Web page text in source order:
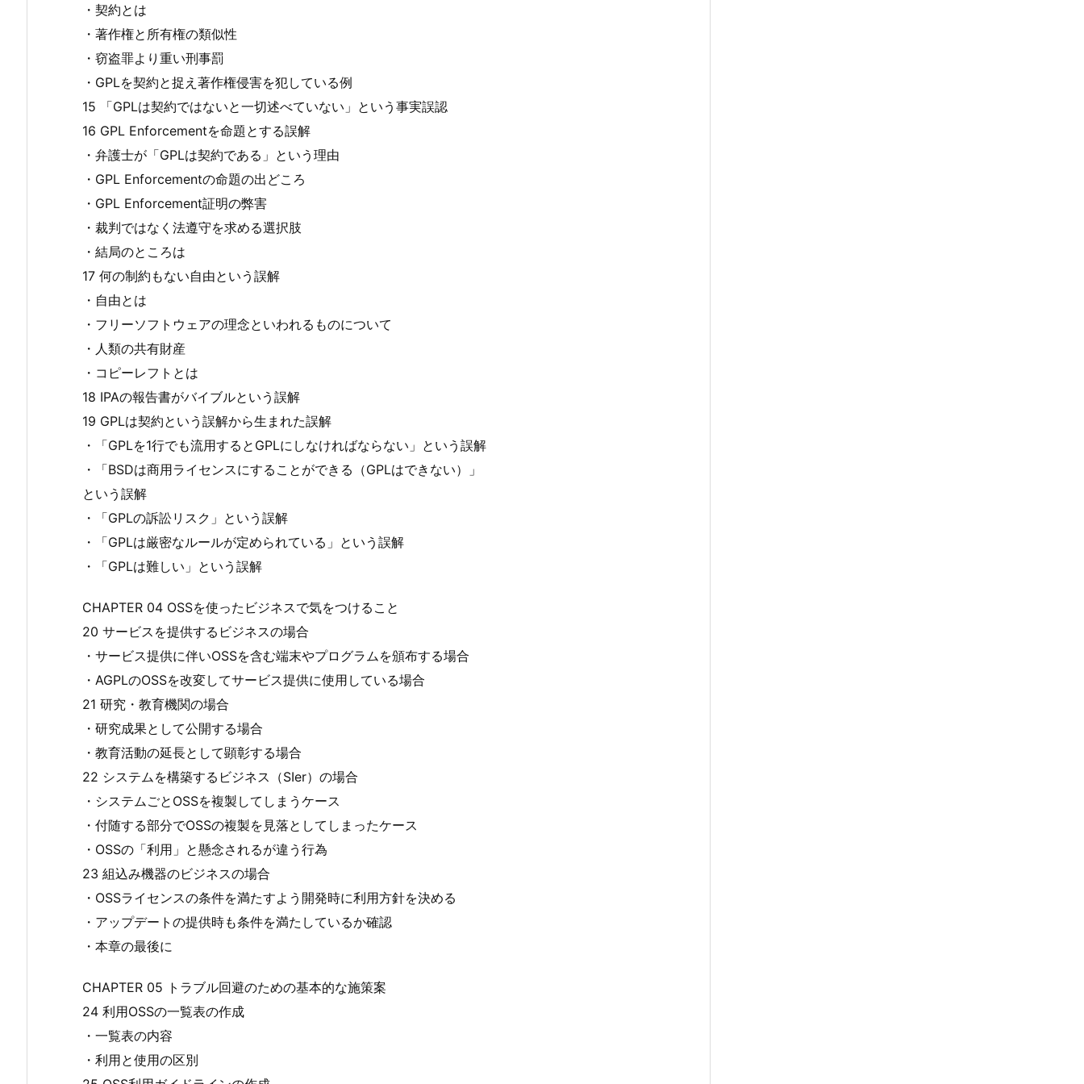
・契約とは
・著作権と所有権の類似性
・窃盗罪より重い刑事罰
・GPLを契約と捉え著作権侵害を犯している例
15 「GPLは契約ではないと一切述べていない」という事実誤認
16 GPL Enforcementを命題とする誤解
・弁護士が「GPLは契約である」という理由
・GPL Enforcementの命題の出どころ
・GPL Enforcement証明の弊害
・裁判ではなく法遵守を求める選択肢
・結局のところは
17 何の制約もない自由という誤解
・自由とは
・フリーソフトウェアの理念といわれるものについて
・人類の共有財産
・コピーレフトとは
18 IPAの報告書がバイブルという誤解
19 GPLは契約という誤解から生まれた誤解
・「GPLを1行でも流用するとGPLにしなければならない」という誤解
・「BSDは商用ライセンスにすることができる（GPLはできない）」
という誤解
・「GPLの訴訟リスク」という誤解
・「GPLは厳密なルールが定められている」という誤解
・「GPLは難しい」という誤解
CHAPTER 04 OSSを使ったビジネスで気をつけること
20 サービスを提供するビジネスの場合
・サービス提供に伴いOSSを含む端末やプログラムを頒布する場合
・AGPLのOSSを改変してサービス提供に使用している場合
21 研究・教育機関の場合
・研究成果として公開する場合
・教育活動の延長として顕彰する場合
22 システムを構築するビジネス（SIer）の場合
・システムごとOSSを複製してしまうケース
・付随する部分でOSSの複製を見落としてしまったケース
・OSSの「利用」と懸念されるが違う行為
23 組込み機器のビジネスの場合
・OSSライセンスの条件を満たすよう開発時に利用方針を決める
・アップデートの提供時も条件を満たしているか確認
・本章の最後に
CHAPTER 05 トラブル回避のための基本的な施策案
24 利用OSSの一覧表の作成
・一覧表の内容
・利用と使用の区別